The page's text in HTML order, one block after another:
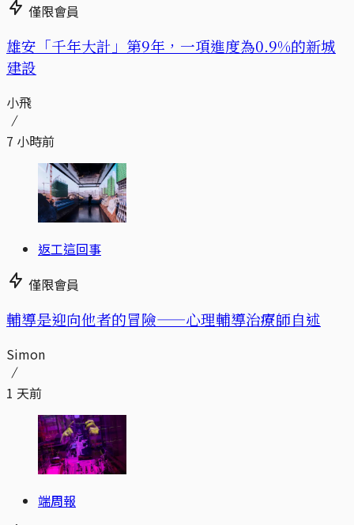
僅限會員
​​雄安「千年大計」第9年，一項進度為0.9%的新城
建設
小飛
7 小時前
返工這回事
僅限會員
輔導是迎向他者的冒險——心理輔導治療師自述
Simon
1 天前
端周報